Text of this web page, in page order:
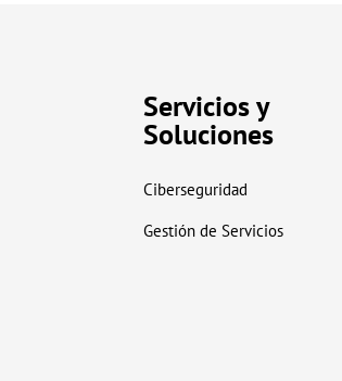
Servicios y
Soluciones
Ciberseguridad
Gestión de Servicios